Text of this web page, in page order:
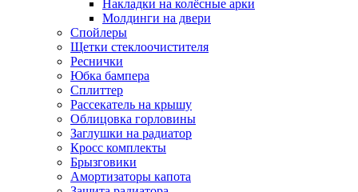
Накладки на колёсные арки
Молдинги на двери
Спойлеры
Щетки стеклоочистителя
Реснички
Юбка бампера
Сплиттер
Рассекатель на крышу
Облицовка горловины
Заглушки на радиатор
Кросс комплекты
Брызговики
Амортизаторы капота